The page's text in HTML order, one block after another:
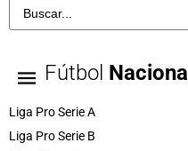
Fútbol Nacional
Liga Pro Serie A
Liga Pro Serie B